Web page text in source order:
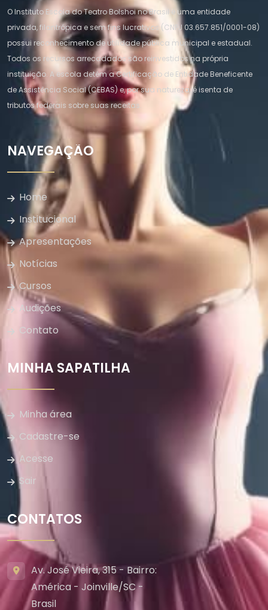
O Instituto Escola do Teatro Bolshoi no Brasil é uma entidade
privada, filantrópica e sem fins lucrativos (CNPJ 03.657.851/0001-08)
possui reconhecimento de utilidade pública municipal e estadual.
Todos os recursos arrecadados são reinvestidos na própria
instituição. A escola detém a Certificação de Entidade Beneficente
de Assistência Social (CEBAS) e, por sua natureza, é isenta de
tributos federais sobre suas receitas.
NAVEGAÇÃO
Home
Institucional
Apresentações
Notícias
Cursos
Audições
Contato
MINHA SAPATILHA
Minha área
Cadastre-se
Acesse
Sair
CONTATOS
Av. José Vieira, 315 - Bairro:
América - Joinville/SC -
Brasil